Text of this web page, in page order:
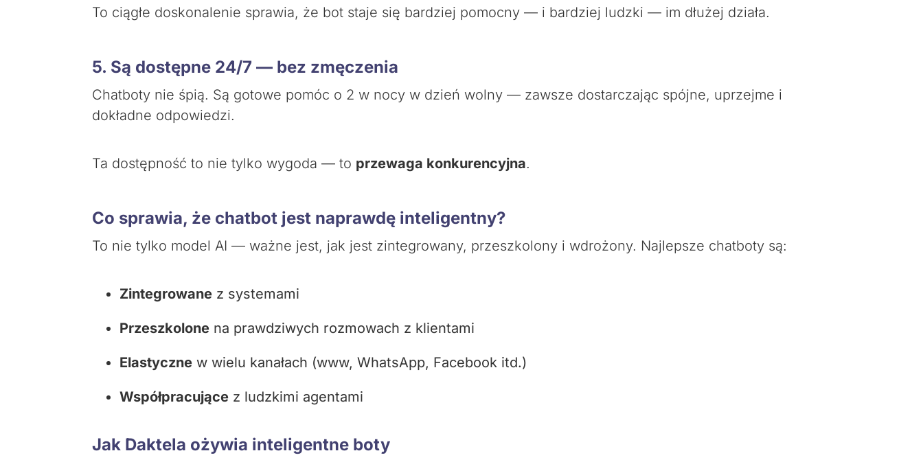
To ciągłe doskonalenie sprawia, że bot staje się bardziej pomocny — i bardziej ludzki — im dłużej działa.
5. Są dostępne 24/7 — bez zmęczenia
Chatboty nie śpią. Są gotowe pomóc o 2 w nocy w dzień wolny — zawsze dostarczając spójne, uprzejme i
dokładne odpowiedzi.
Ta dostępność to nie tylko wygoda — to przewaga konkurencyjna.
Co sprawia, że chatbot jest naprawdę inteligentny?
To nie tylko model AI — ważne jest, jak jest zintegrowany, przeszkolony i wdrożony. Najlepsze chatboty są:
Zintegrowane z systemami
Przeszkolone na prawdziwych rozmowach z klientami
Elastyczne w wielu kanałach (www, WhatsApp, Facebook itd.)
Współpracujące z ludzkimi agentami
Jak Daktela ożywia inteligentne boty